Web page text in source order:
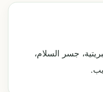
جسر السلام،